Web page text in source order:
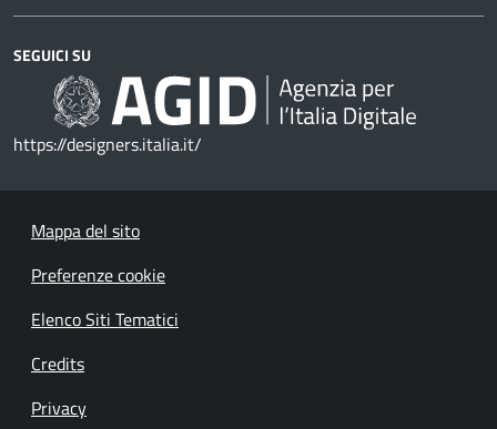
SEGUICI SU
https://designers.italia.it/
Mappa del sito
Preferenze cookie
Elenco Siti Tematici
Credits
Privacy